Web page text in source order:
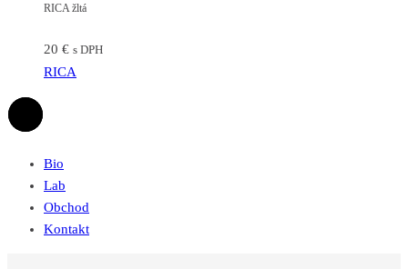
RICA žltá
20 € s DPH
RICA
Bio
Lab
Obchod
Kontakt